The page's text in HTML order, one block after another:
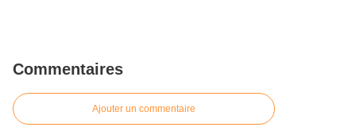
Commentaires
Ajouter un commentaire